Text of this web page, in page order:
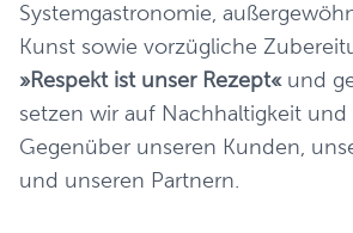
Systemgastronomie,
Kunst sowie vorzügliche
»Respekt ist unser Rezept«und
setzen wir auf Nachhaltigkeit und
Gegenüber unseren Kunden,
und unseren Partnern.